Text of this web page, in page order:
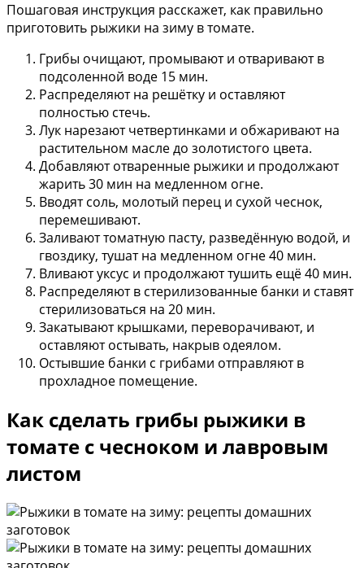
Пошаговая инструкция расскажет, как правильно
приготовить рыжики на зиму в томате.
Грибы очищают, промывают и отваривают в
подсоленной воде 15 мин.
Распределяют на решётку и оставляют
полностью стечь.
Лук нарезают четвертинками и обжаривают на
растительном масле до золотистого цвета.
Добавляют отваренные рыжики и продолжают
жарить 30 мин на медленном огне.
Вводят соль, молотый перец и сухой чеснок,
перемешивают.
Заливают томатную пасту, разведённую водой, и
гвоздику, тушат на медленном огне 40 мин.
Вливают уксус и продолжают тушить ещё 40 мин.
Распределяют в стерилизованные банки и ставят
стерилизоваться на 20 мин.
Закатывают крышками, переворачивают, и
оставляют остывать, накрыв одеялом.
Остывшие банки с грибами отправляют в
прохладное помещение.
Как сделать грибы рыжики в
томате с чесноком и лавровым
листом